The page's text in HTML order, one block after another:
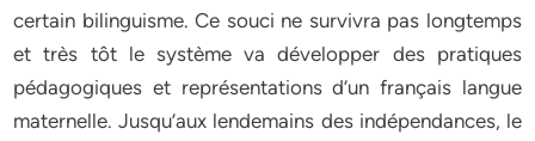
certain bilinguisme. Ce souci ne survivra pas longtemps
et très tôt le système va développer des pratiques
pédagogiques et représentations d’un français langue
maternelle. Jusqu’aux lendemains des indépendances, le